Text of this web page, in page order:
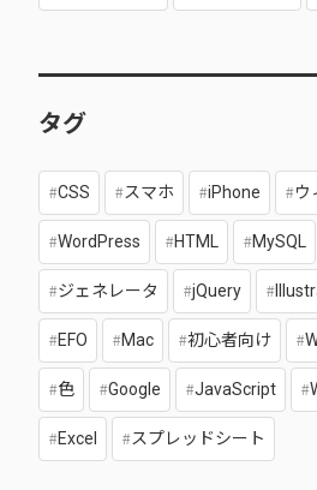
タグ
CSS スマホ iPhone ウ
WordPress HTML MySQL
ジェネレータ jQuery
EFO Mac 初心者向け
色 Google JavaScript
Excel スプレッドシート